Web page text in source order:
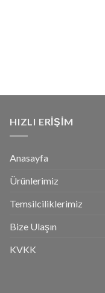
HIZLI ERIŞIM
Anasayfa
Ürünlerimiz
Temsilciliklerimiz
Bize Ulaşın
KVKK